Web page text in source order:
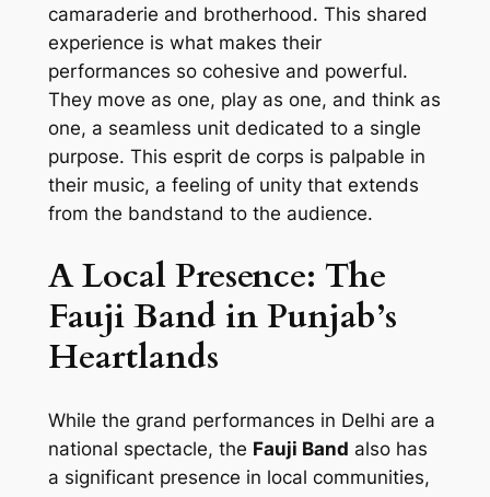
camaraderie and brotherhood. This shared
experience is what makes their
performances so cohesive and powerful.
They move as one, play as one, and think as
one, a seamless unit dedicated to a single
purpose. This esprit de corps is palpable in
their music, a feeling of unity that extends
from the bandstand to the audience.
A Local Presence: The
Fauji Band in Punjab’s
Heartlands
While the grand performances in Delhi are a
national spectacle, the Fauji Band also has
a significant presence in local communities,